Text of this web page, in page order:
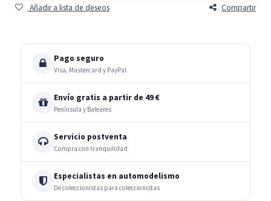
Añadir a lista de deseos Compartir
Pago seguro
Visa, Mastercard y PayPal
Envío gratis a partir de 49 €
Península y Baleares
Servicio postventa
Compra con tranquilidad
Especialistas en automodelismo
De coleccionistas para coleccionistas